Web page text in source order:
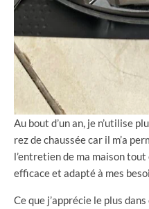
Au bout d’un an, je n’utilise
rez de chaussée car il m’a
l’entretien de ma maison
efficace et adapté à mes
Ce que j’apprécie le plus